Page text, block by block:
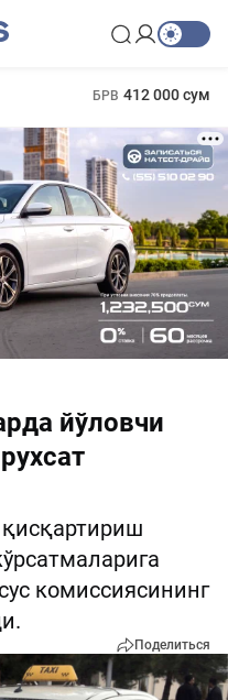
БРВ 412 000 сум
йўловчи
комиссиясининг
Поделиться